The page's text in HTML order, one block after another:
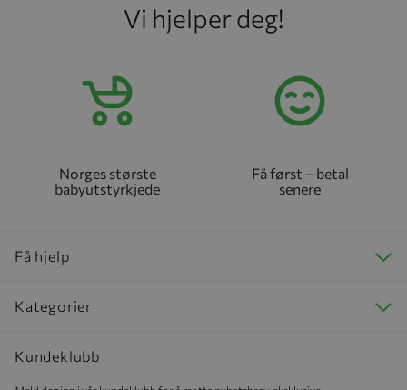
Vi hjelper deg!
Norges største
babyutstyrkjede
Få først – betal
senere
Få hjelp
Kategorier
Kundeklubb